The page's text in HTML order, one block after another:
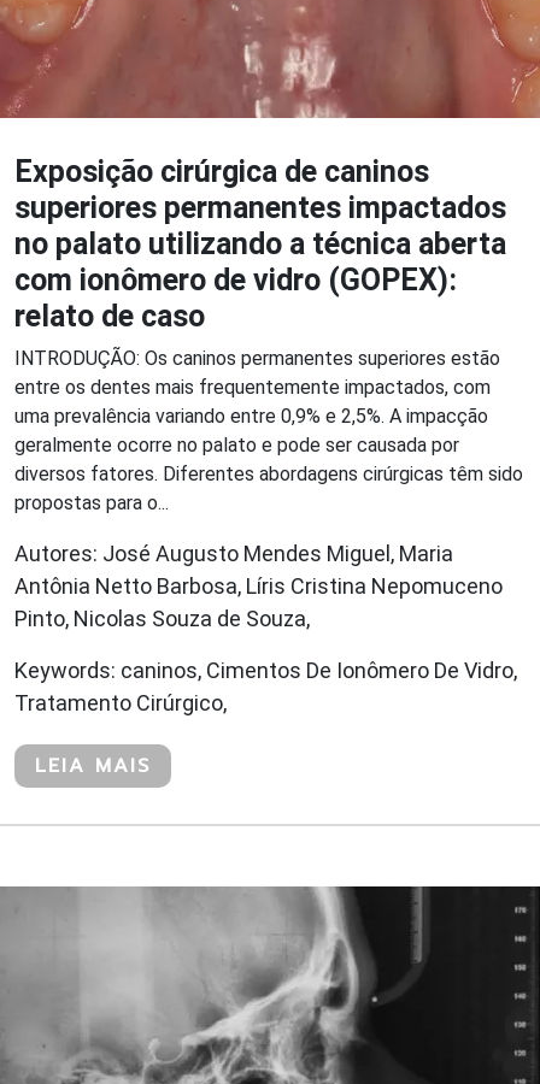
Exposição cirúrgica de caninos
superiores permanentes impactados
no palato utilizando a técnica aberta
com ionômero de vidro (GOPEX):
relato de caso
INTRODUÇÃO: Os caninos permanentes superiores estão
entre os dentes mais frequentemente impactados, com
uma prevalência variando entre 0,9% e 2,5%. A impacção
geralmente ocorre no palato e pode ser causada por
diversos fatores. Diferentes abordagens cirúrgicas têm sido
propostas para o...
Autores: José Augusto Mendes Miguel, Maria
Antônia Netto Barbosa, Líris Cristina Nepomuceno
Pinto, Nicolas Souza de Souza,
Keywords: caninos, Cimentos De Ionômero De Vidro,
Tratamento Cirúrgico,
LEIA MAIS